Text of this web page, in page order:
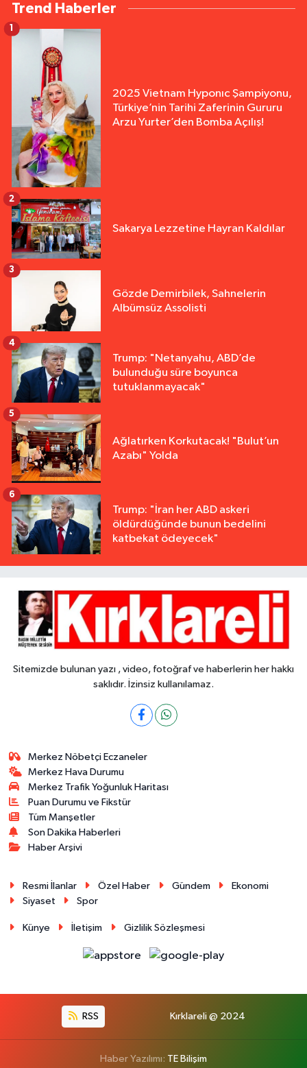
Trend Haberler
2025 Vietnam Hyponıc Şampiyonu,
Türkiye’nin Tarihi Zaferinin Gururu
Arzu Yurter’den Bomba Açılış!
1
Sakarya Lezzetine Hayran Kaldılar
2
Gözde Demirbilek, Sahnelerin
Albümsüz Assolisti
3
Trump: "Netanyahu, ABD’de
bulunduğu süre boyunca
tutuklanmayacak"
4
Ağlatırken Korkutacak! "Bulut’un
Azabı" Yolda
5
Trump: "İran her ABD askeri
öldürdüğünde bunun bedelini
katbekat ödeyecek"
6
Sitemizde bulunan yazı , video, fotoğraf ve haberlerin her hakkı
saklıdır. İzinsiz kullanılamaz.
Merkez Nöbetçi Eczaneler
Merkez Hava Durumu
Merkez Trafik Yoğunluk Haritası
Puan Durumu ve Fikstür
Tüm Manşetler
Son Dakika Haberleri
Haber Arşivi
Resmi İlanlar Özel Haber Gündem
Ekonomi
Siyaset
Spor
Künye İletişim Gizlilik Sözleşmesi
RSS Kırklareli @ 2024
Haber Yazılımı: TE Bilişim